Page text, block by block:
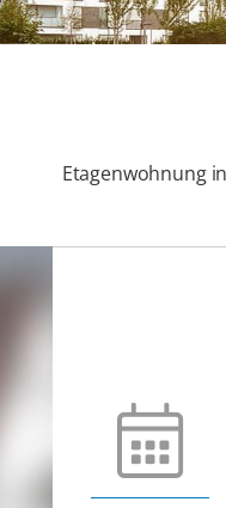
Etagenwohnung